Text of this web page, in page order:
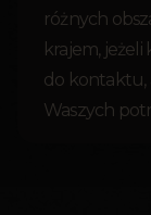
różnych
krajem,
do kontaktu,
Waszych